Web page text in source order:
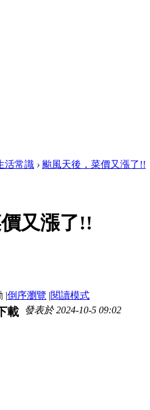
活常識 › 颱風天後，菜價又漲了!!
又漲了!!
|倒序瀏覽 |閱讀模式
發表於 2024-10-5 09:02
載